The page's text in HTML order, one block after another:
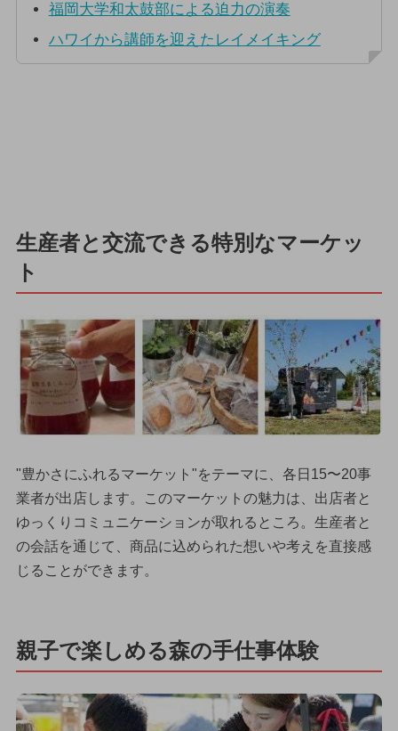
福岡大学和太鼓部による迫力の演奏
ハワイから講師を迎えたレイメイキング
生産者と交流できる特別なマーケッ
ト
"豊かさにふれるマーケット"をテーマに、各日15〜20事
業者が出店します。このマーケットの魅力は、出店者と
ゆっくりコミュニケーションが取れるところ。生産者と
の会話を通じて、商品に込められた想いや考えを直接感
じることができます。
親子で楽しめる森の手仕事体験